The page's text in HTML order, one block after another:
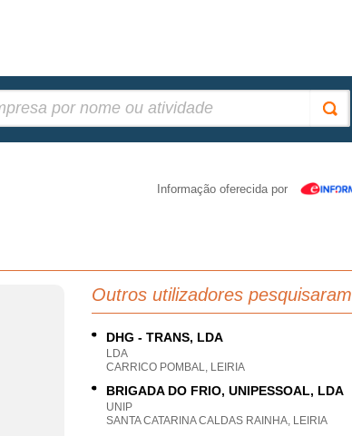
Informação oferecida por
Outros utilizadores pesquisaram
DHG - TRANS, LDA
LDA
CARRICO POMBAL, LEIRIA
BRIGADA DO FRIO, UNIPESSOAL, LDA
UNIP
SANTA CATARINA CALDAS RAINHA, LEIRIA